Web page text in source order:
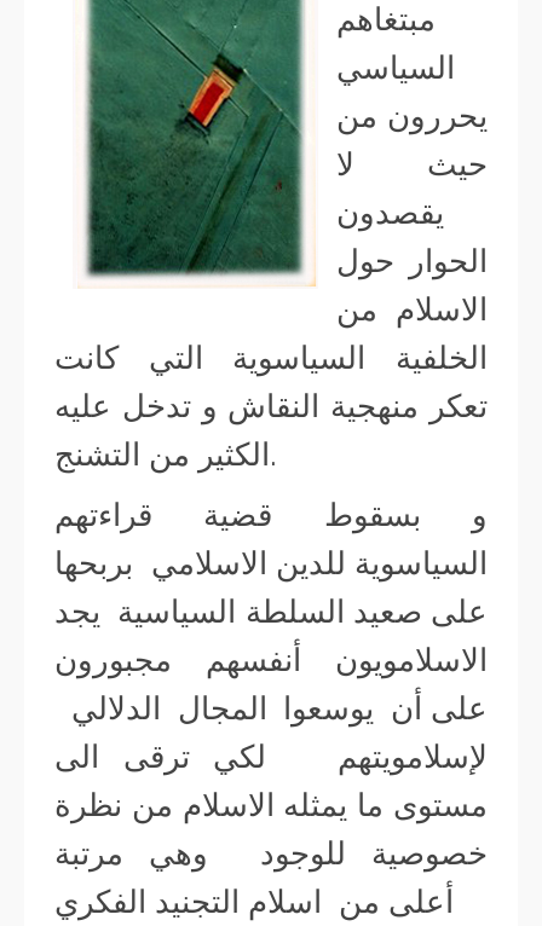
مبتغاهم
السياسي
يحررون من
حيث لا
يقصدون
الحوار حول
الاسلام من
الخلفية السياسوية التي كانت
تعكر منهجية النقاش و تدخل عليه
الكثير من التشنج.
و بسقوط قضية قراءتهم
السياسوية للدين الاسلامي بربحها
على صعيد السلطة السياسية يجد
الاسلامويون أنفسهم مجبورون
على أن يوسعوا المجال الدلالي
لإسلامويتهم لكي ترقى الى
مستوى ما يمثله الاسلام من نظرة
خصوصية للوجود وهي مرتبة
أعلى من اسلام التجنيد الفكري